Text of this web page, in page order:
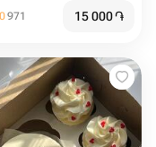
971 15 000֏